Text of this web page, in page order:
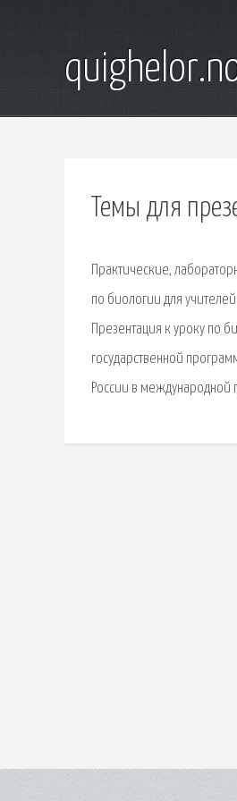
Темы для
Практические,
по биологии для
Презентация к уроку по
государственной
России в международной